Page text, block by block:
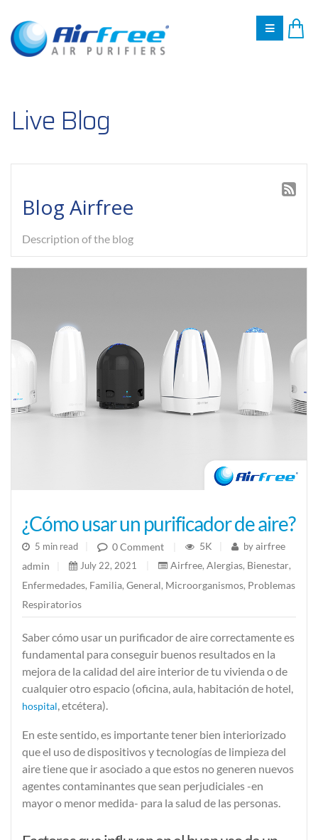
Live Blog
Blog Airfree
Description of the blog
¿Cómo usar un purificador de aire?
5 min read 0 Comment 5K byairfree
admin
July 22, 2021 Airfree, Alergias, Bienestar,
Enfermedades, Familia, General, Microorganismos, Problemas
Respiratorios
Saber cómo usar un purificador de aire correctamente es
fundamental para conseguir buenos resultados en la
mejora de la calidad del aire interiorde tu vivienda o de
cualquier otro espacio (oficina, aula, habitación de hotel,
hospital, etcétera).
En este sentido, es importante tener bien interiorizado
que el uso dedispositivos ytecnologías de limpieza del
airetiene que ir asociado a que estos no generen nuevos
agentes contaminantes que sean perjudiciales -en
mayor o menor medida- para la salud de las personas.